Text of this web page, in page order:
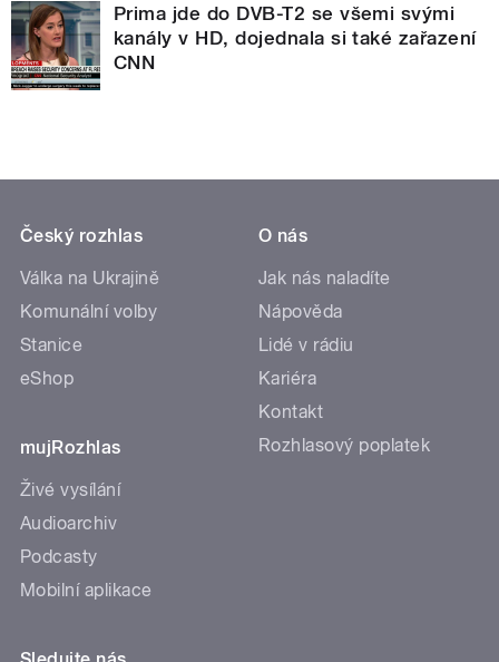
Prima jde do DVB-T2 se všemi svými
kanály v HD, dojednala si také zařazení
CNN
Český rozhlas
Válka na Ukrajině
Komunální volby
Stanice
eShop
mujRozhlas
Živé vysílání
Audioarchiv
Podcasty
Mobilní aplikace
O nás
Jak nás naladíte
Nápověda
Lidé v rádiu
Kariéra
Kontakt
Rozhlasový poplatek